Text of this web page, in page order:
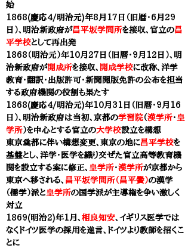
始
1868(慶応4/明治元)年8月17日（旧暦・6月29
日）、明治新政府が昌平坂学問所を接収、官立の昌
平学校として再出発
1868（明治元）年10月27日（旧暦・9月12日）、明
治新政府が開成所を接収、 開成学校に改称、洋学
教育・翻訳・出版許可・新聞開版免許の公布を担当
する政府機関の役割も果たす
1868(慶応4/明治元)年10月31日（旧暦・9月16
日）、明治新政府は当初、京都の学習院（漢学所・ 皇
学所）を中心とする官立の大学校設立を構想
東京奠都に伴い構想変更、東京の地に昌平学校を
基盤とし、洋学・医学を織り交ぜた官立高等教育機
関を設立する案に修正、 皇学所・漢学所が京都から
東京へ移される、 昌平坂学問所（昌平黌）の漢学
（儒学）派と皇学所の国学派が主導権を争い激しく
対立
1869(明治2)年1月、 相良知安、イギリス医学では
なくドイツ医学の採用を進言、ドイツより教師を招くこ
とに